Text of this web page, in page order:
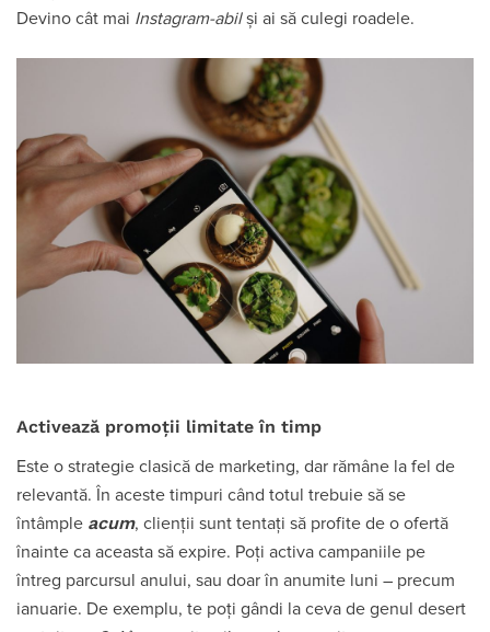
Devino cât mai Instagram-abilși ai să culegi roadele.
Activează promoții limitate în timp
Este o strategie clasică de marketing, dar rămâne la fel de
relevantă. În aceste timpuri când totul trebuie să se
întâmple acum, clienții sunt tentați să profite de o ofertă
înainte ca aceasta să expire. Poți activa campaniile pe
întreg parcursul anului, sau doar în anumite luni – precum
ianuarie. De exemplu, te poți gândi la ceva de genul desert